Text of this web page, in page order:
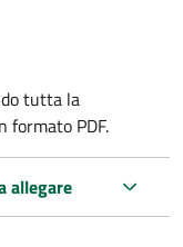
tutta la
formato PDF.
allegare